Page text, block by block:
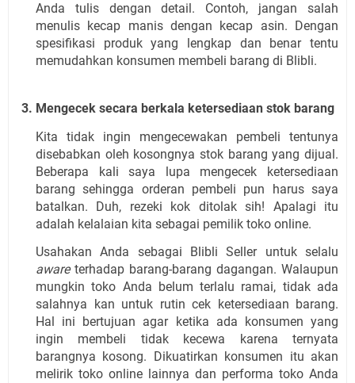
Anda tulis dengan detail. Contoh, jangan salah
menulis kecap manis dengan kecap asin. Dengan
spesifikasi produk yang lengkap dan benar tentu
memudahkan konsumen membeli barang di Blibli.
Mengecek secara berkala ketersediaan stok barang
Kita tidak ingin mengecewakan pembeli tentunya
disebabkan oleh kosongnya stok barang yang dijual.
Beberapa kali saya lupa mengecek ketersediaan
barang sehingga orderan pembeli pun harus saya
batalkan. Duh, rezeki kok ditolak sih! Apalagi itu
adalah kelalaian kita sebagai pemilik toko online.
aware terhadap barang-barang dagangan. Walaupun
mungkin toko Anda belum terlalu ramai, tidak ada
salahnya kan untuk rutin cek ketersediaan barang.
Hal ini bertujuan agar ketika ada konsumen yang
ingin membeli tidak kecewa karena ternyata
barangnya kosong. Dikuatirkan konsumen itu akan
melirik toko online lainnya dan performa toko Anda